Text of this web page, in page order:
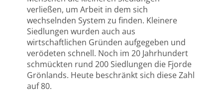
verließen, um Arbeit in dem sich
wechselnden System zu finden. Kleinere
Siedlungen wurden auch aus
wirtschaftlichen Gründen aufgegeben und
verödeten schnell. Noch im 20 Jahrhundert
schmückten rund 200 Siedlungen die Fjorde
Grönlands. Heute beschränkt sich diese Zahl
auf 80.